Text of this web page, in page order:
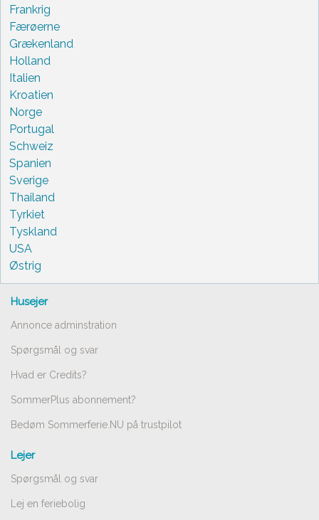
Frankrig
Færøerne
Grækenland
Holland
Italien
Kroatien
Norge
Portugal
Schweiz
Spanien
Sverige
Thailand
Tyrkiet
Tyskland
USA
Østrig
Husejer
Annonce adminstration
Spørgsmål og svar
Hvad er Credits?
SommerPlus abonnement?
Bedøm Sommerferie.NU på trustpilot
Lejer
Spørgsmål og svar
Lej en feriebolig